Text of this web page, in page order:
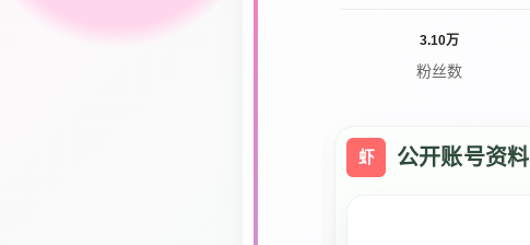
3.10万
粉丝数
虾 公开账号资料